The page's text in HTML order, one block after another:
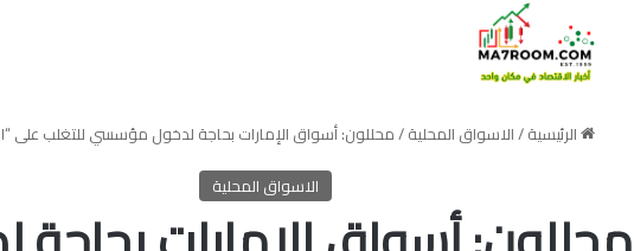
الرئيسية/الاسواق المحلية/محللون: أسواق الإمارات بحاجة لدخول مؤسسي للتغلب على
الاسواق المحلية